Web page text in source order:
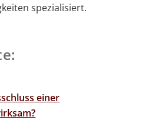
spezialisiert.
einer